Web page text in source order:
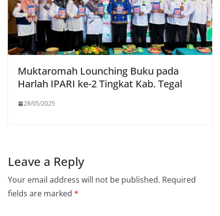
Muktaromah Lounching Buku pada
Harlah IPARI ke-2 Tingkat Kab. Tegal
28/05/2025
Leave a Reply
Your email address will not be published. Required
fields are marked *